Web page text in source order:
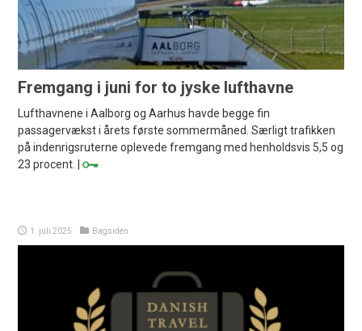
Fremgang i juni for to jyske lufthavne
Lufthavnene i Aalborg og Aarhus havde begge fin
passagervækst i årets første sommermåned. Særligt trafikken
på indenrigsruterne oplevede fremgang med henholdsvis 5,5 og
23 procent. |
1. juli 2025 Bagsiden